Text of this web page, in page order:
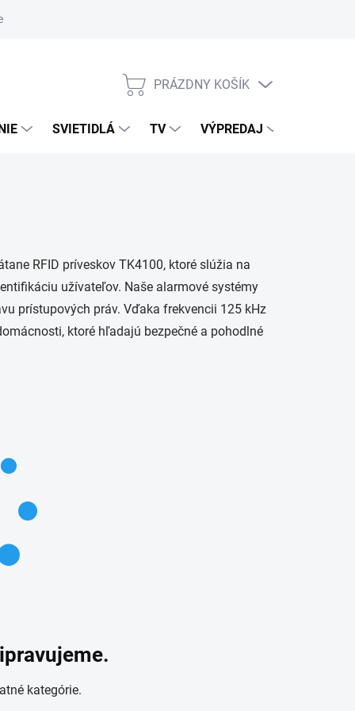
ochrany osobných údajov
NÁKUPNÝ
PRÁZDNY KOŠÍK
SVIETIDLÁ TV VÝPREDAJ
RFID príveskov TK4100, ktoré slúžia na
užívateľov. Naše alarmové systémy
prístupových práv. Vďaka frekvencii 125 kHz
ktoré hľadajú bezpečné a pohodlné
kategórie.